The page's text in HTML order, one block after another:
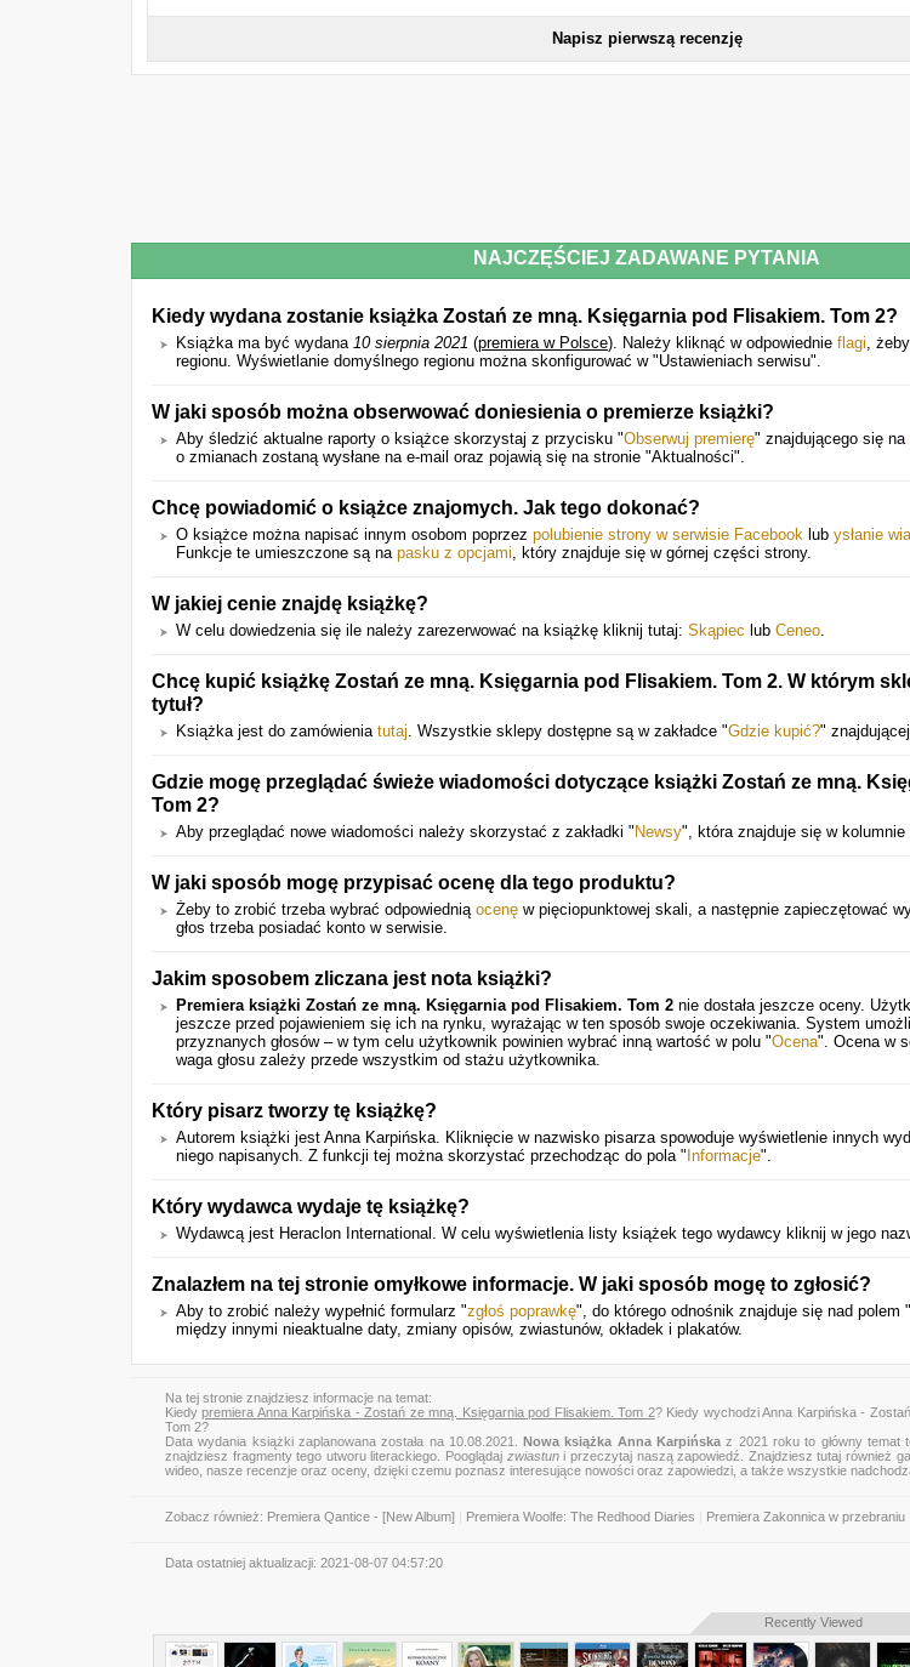
Napisz pierwszą recenzję
NAJCZĘŚCIEJ ZADAWANE PYTANIA
Kiedy wydana zostanie książka Zostań ze mną. Księgarnia pod Flisakiem. Tom 2?
Książka ma być wydana 10 sierpnia 2021 (premiera w Polsce). Należy kliknąć w odpowiednie flagi,
regionu. Wyświetlanie domyślnego regionu można skonfigurować w "Ustawieniach serwisu".
W jaki sposób można obserwować doniesienia o premierze książki?
Aby śledzić aktualne raporty o książce skorzystaj z przycisku "Obserwuj premierę" znajdującego się na
o zmianach zostaną wysłane na e-mail oraz pojawią się na stronie "Aktualności".
Chcę powiadomić o książce znajomych. Jak tego dokonać?
O książce można napisać innym osobom poprzez polubienie strony w serwisie Facebook lub ysłanie
Funkcje te umieszczone są na pasku z opcjami, który znajduje się w górnej części strony.
W jakiej cenie znajdę książkę?
W celu dowiedzenia się ile należy zarezerwować na książkę kliknij tutaj: Skąpiec lub Ceneo.
Chcę kupić książkę Zostań ze mną. Księgarnia pod Flisakiem. Tom 2. W którym
tytuł?
Książka jest do zamówienia tutaj. Wszystkie sklepy dostępne są w zakładce "Gdzie kupić?"
Gdzie mogę przeglądać świeże wiadomości dotyczące książki Zostań ze mną.
Tom 2?
Aby przeglądać nowe wiadomości należy skorzystać z zakładki " Newsy", która znajduje się w kolumnie
W jaki sposób mogę przypisać ocenę dla tego produktu?
Żeby to zrobić trzeba wybrać odpowiednią ocenę w pięciopunktowej skali, a następnie zapieczętować
głos trzeba posiadać konto w serwisie.
Jakim sposobem zliczana jest nota książki?
Premiera książki Zostań ze mną. Księgarnia pod Flisakiem. Tom 2 nie dostała jeszcze oceny.
jeszcze przed pojawieniem się ich na rynku, wyrażając w ten sposób swoje oczekiwania. System
przyznanych głosów – w tym celu użytkownik powinien wybrać inną wartość w polu "Ocena". Ocena w
waga głosu zależy przede wszystkim od stażu użytkownika.
Który pisarz tworzy tę książkę?
Autorem książki jest Anna Karpińska. Kliknięcie w nazwisko pisarza spowoduje wyświetlenie innych
niego napisanych. Z funkcji tej można skorzystać przechodząc do pola " Informacje".
Który wydawca wydaje tę książkę?
Wydawcą jest Heraclon International. W celu wyświetlenia listy książek tego wydawcy kliknij w jego
Znalazłem na tej stronie omyłkowe informacje. W jaki sposób mogę to zgłosić?
Aby to zrobić należy wypełnić formularz "zgłoś poprawkę", do którego odnośnik znajduje się nad polem "
między innymi nieaktualne daty, zmiany opisów, zwiastunów, okładek i plakatów.
Na tej stronie znajdziesz informacje na temat:
Kiedypremiera Anna Karpińska - Zostań ze mną. Księgarnia pod Flisakiem. Tom 2? Kiedy wychodzi Anna Karpińska -
Tom 2?
Data wydania książki zaplanowana została na 10.08.2021.Nowa książka Anna Karpińska z 2021 roku to główny temat
znajdziesz fragmenty tego utworu literackiego. Pooglądaj zwiastuni przeczytaj naszą zapowiedź. Znajdziesz tutaj również
wideo, nasze recenzje oraz oceny, dzięki czemu poznasz interesujące nowości oraz zapowiedzi, a także wszystkie
Zobacz również: Premiera Qantice - [New Album] Premiera Woolfe: The Redhood Diaries Premiera Zakonnica w przebraniu
Data ostatniej aktualizacji: 2021-08-07 04:57:20
NOWA KSIĄŻKA ANNA
Recently Viewed